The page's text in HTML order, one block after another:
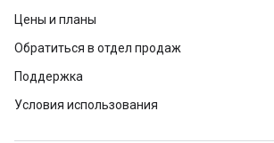
Цены и планы
Обратиться в отдел продаж
Поддержка
Условия использования